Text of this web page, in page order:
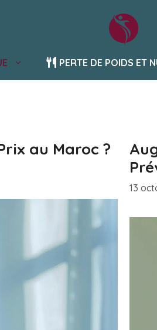
PERTE DE POIDS ET
au Maroc ?
13